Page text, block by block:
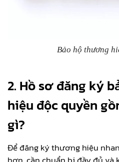
Bảo hộ thương
2. Hồ sơ đăng ký
hiệu độc quyền
gì?
Để đăng ký thương hiệu